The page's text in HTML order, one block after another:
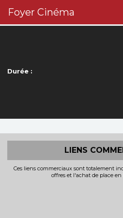
Foyer Cinéma
Durée :
LIENS
Ces liens commerciaux sont totalement
offres et l'achat de place